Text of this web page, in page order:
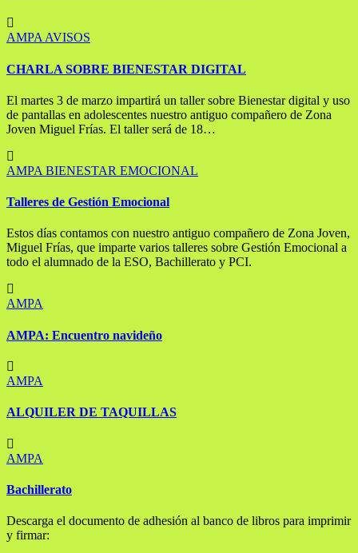
AMPAAVISOS
CHARLA SOBRE BIENESTAR DIGITAL
El martes 3 de marzo impartirá un taller sobre Bienestar digital y uso
de pantallas en adolescentes nuestro antiguo compañero de Zona
Joven Miguel Frías. El taller será de 18…
AMPA BIENESTAR EMOCIONAL
Talleres de Gestión Emocional
Estos días contamos con nuestro antiguo compañero de Zona Joven,
Miguel Frías, que imparte varios talleres sobre Gestión Emocional a
todo el alumnado de la ESO, Bachillerato y PCI.
AMPA
AMPA: Encuentro navideño
AMPA
ALQUILER DE TAQUILLAS
AMPA
Bachillerato
Descarga el documento de adhesión al banco de libros para imprimir
y firmar: